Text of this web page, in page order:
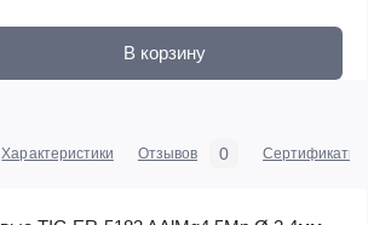
В корзину
Характеристики Отзывов 0 Сертификаты